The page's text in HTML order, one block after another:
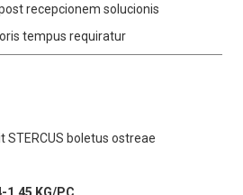
recepcionem solucionis
tempus requiratur
STERCUS boletus ostreae